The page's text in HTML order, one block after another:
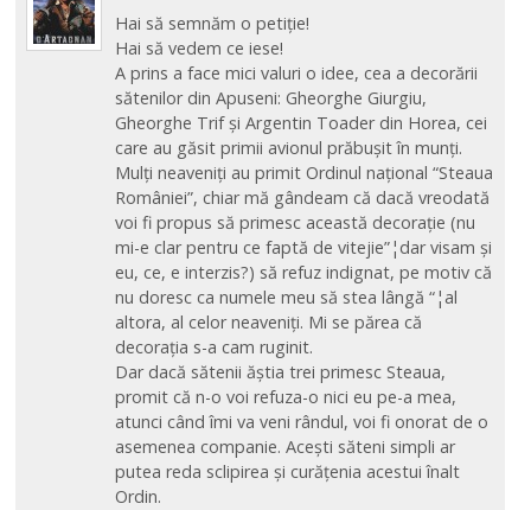
Hai să semnăm o petiție!
Hai să vedem ce iese!
A prins a face mici valuri o idee, cea a decorării
sătenilor din Apuseni: Gheorghe Giurgiu,
Gheorghe Trif și Argentin Toader din Horea, cei
care au găsit primii avionul prăbușit în munți.
Mulți neaveniți au primit Ordinul național “Steaua
României”, chiar mă gândeam că dacă vreodată
voi fi propus să primesc această decorație (nu
mi-e clar pentru ce faptă de vitejie”¦dar visam și
eu, ce, e interzis?) să refuz indignat, pe motiv că
nu doresc ca numele meu să stea lângă “¦al
altora, al celor neaveniți. Mi se părea că
decorația s-a cam ruginit.
Dar dacă sătenii ăștia trei primesc Steaua,
promit că n-o voi refuza-o nici eu pe-a mea,
atunci când îmi va veni rândul, voi fi onorat de o
asemenea companie. Acești săteni simpli ar
putea reda sclipirea și curățenia acestui înalt
Ordin.